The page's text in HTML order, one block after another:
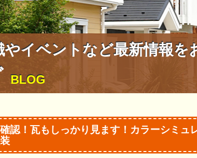
イベントなど最新情報を
BLOG
認！瓦もしっかり見ます！カラーシミュ